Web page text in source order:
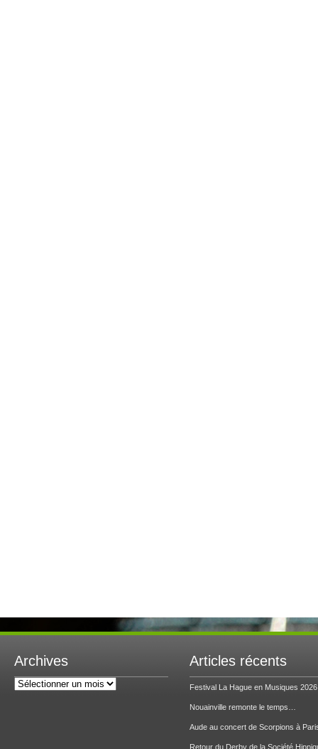
Archives
Archives
Articles récents
Festival La Hague en Musiques 2026
Nouainville remonte le temps…
Aude au concert de Scorpions à
Retour du Derby de la Société